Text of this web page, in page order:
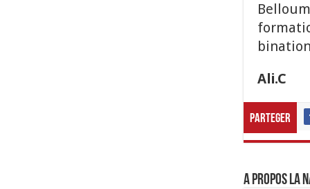
Ali.C
Parteger
A propos LA